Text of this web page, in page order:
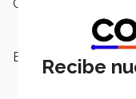
Campus:
Etiquetas:Recibe